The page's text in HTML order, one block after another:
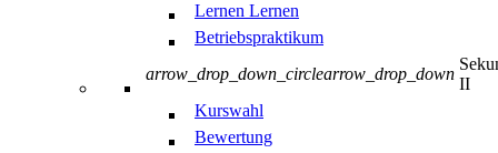
Lernen Lernen
Betriebspraktikum
arrow_drop_down_circlearrow_drop_down
II
Kurswahl
Bewertung